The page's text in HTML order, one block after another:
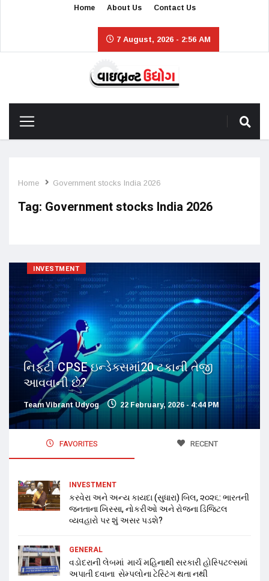
Home About Us Contact Us
7 August, 2026 - 2:56 AM
Home Government stocks India 2026
Tag: Government stocks India 2026
INVESTMENT
નિફ્ટી CPSE ઇન્ડેક્સમાં20 ટકાની તેજી
આવવાની છે?
Team Vibrant Udyog 22 February, 2026 - 4:44 PM
FAVORITES RECENT
INVESTMENT
કરવેરા અને અન્ય કાયદા (સુધારા) બિલ, ૨૦૨૬: ભારતની
જનતાના ખિસ્સા, નોકરીઓ અને રોજના ડિજિટલ
વ્યવહારો પર શું અસર પડશે?
GENERAL
વડોદરાની લેબમાં માર્ચ મહિનાથી સરકારી હોસ્પિટલ્સમાં
અપાતી દવાના સેમ્પલોના ટેસ્ટિંગ થતા નથી